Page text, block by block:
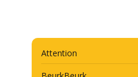
Attention